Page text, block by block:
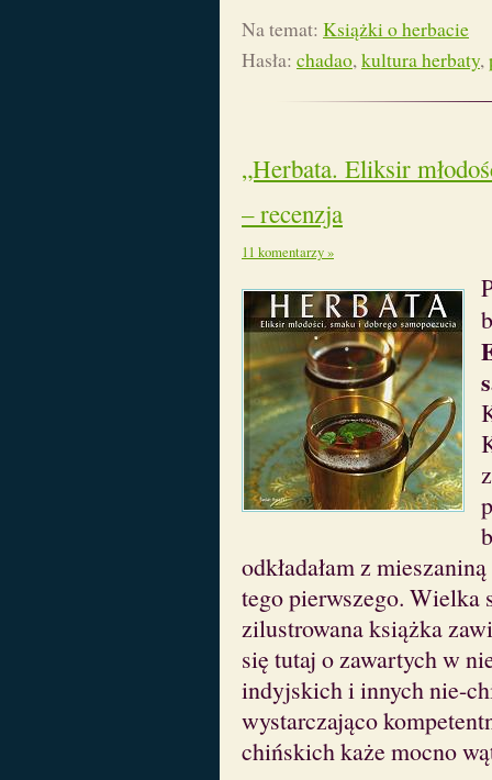
Na temat: Książki o herbacie
Hasła: chadao,kultura herbaty,
„Herbata. Eliksir
– recenzja
11 komentarzy »
odkładałam z
tego pierwszego. Wielka
zilustrowana książka
się tutaj o zawartych w
indyjskich i innych nie-
wystarczająco
chińskich każe mocno